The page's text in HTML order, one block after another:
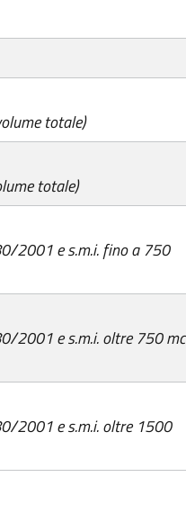
totale)
totale)
2001 e s.m.i. fino a 750
2001 e s.m.i. oltre 750 mc
2001 e s.m.i. oltre 1500